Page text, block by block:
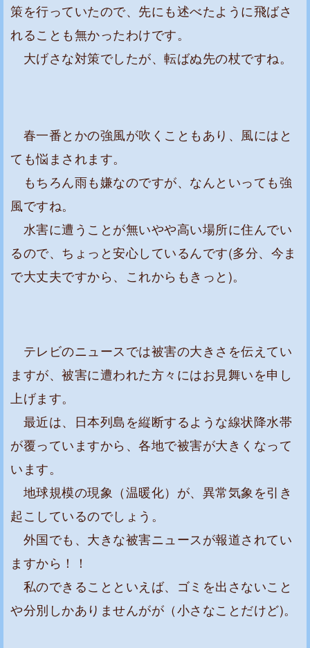
策を行っていたので、先にも述べたように飛ばさ
れることも無かったわけです。
大げさな対策でしたが、転ばぬ先の杖ですね。
春一番とかの強風が吹くこともあり、風にはと
ても悩まされます。
もちろん雨も嫌なのですが、なんといっても強
風ですね。
水害に遭うことが無いやや高い場所に住んでい
るので、ちょっと安心しているんです(多分、今ま
で大丈夫ですから、これからもきっと)。
テレビのニュースでは被害の大きさを伝えてい
ますが、被害に遭われた方々にはお見舞いを申し
上げます。
最近は、日本列島を縦断するような線状降水帯
が覆っていますから、各地で被害が大きくなって
います。
地球規模の現象（温暖化）が、異常気象を引き
起こしているのでしょう。
外国でも、大きな被害ニュースが報道されてい
ますから！！
私のできることといえば、ゴミを出さないこと
や分別しかありませんがが（小さなことだけど)。